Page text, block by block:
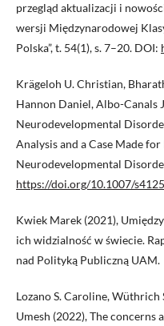
przegląd aktualizacji i
wersji Międzynarodowej
Polska”, t. 54(1), s. 7–20. DOI:
Krägeloh U. Christian,
Hannon Daniel, Albo-Canals
Neurodevelopmental
Analysis and a Case Made
Neurodevelopmental
https://doi.org/10.1007/
Kwiek Marek (2021),
ich widzialność w świecie.
nad Polityką Publiczną UAM.
Lozano S. Caroline, Wüthrich
Umesh (2022), The concerns